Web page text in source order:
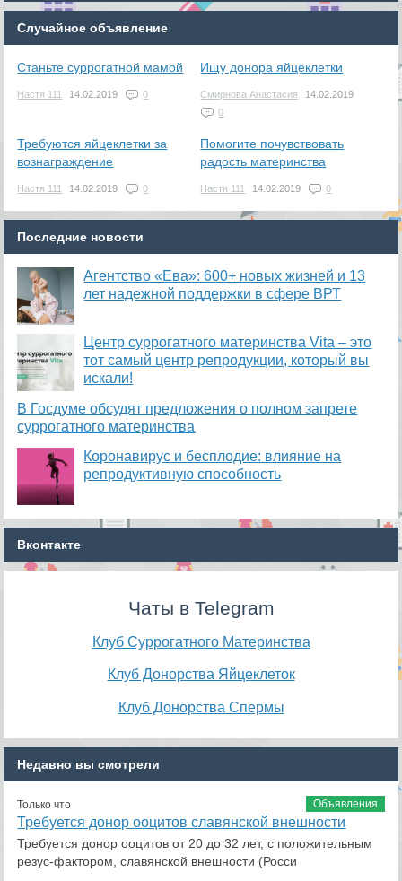
Случайное объявление
Станьте суррогатной мамой
Настя 111 14.02.2019 0
Ищу донора яйцеклетки
Смирнова Анастасия
14.02.2019
0
Требуются яйцеклетки за
вознаграждение
Настя 111 14.02.2019 0
Помогите почувствовать
радость материнства
Настя 111 14.02.2019 0
Последние новости
Агентство «Ева»: 600+ новых жизней и 13
лет надежной поддержки в сфере ВРТ
​Центр суррогатного материнства Vita – это
тот самый центр репродукции, который вы
искали!
В Госдуме обсудят предложения о полном запрете
суррогатного материнства
Коронавирус и бесплодие: влияние на
репродуктивную способность
Вконтакте
Чаты в Telegram
Клуб Суррогатного Материнства
Клуб Донорства Яйцеклеток
Клуб Донорства Спермы
Недавно вы смотрели
Объявления
Только что
Требуется донор ооцитов славянской внешности
Требуется донор ооцитов от 20 до 32 лет, с положительным
резус-фактором, славянской внешности (Росси